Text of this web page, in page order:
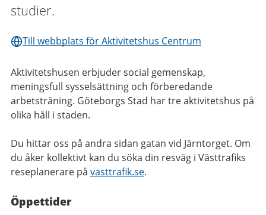
studier.
Till webbplats för Aktivitetshus Centrum
Aktivitetshusen erbjuder social gemenskap,
meningsfull sysselsättning och förberedande
arbetsträning. Göteborgs Stad har tre aktivitetshus på
olika håll i staden.
Du hittar oss på andra sidan gatan vid Järntorget. Om
du åker kollektivt kan du söka din resväg i Västtrafiks
reseplanerare på vasttrafik.se.
Öppettider